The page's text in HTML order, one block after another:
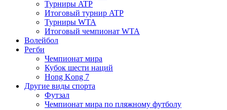
Турниры ATP
Итоговый турнир ATP
Турниры WTA
Итоговый чемпионат WTA
Волейбол
Регби
Чемпионат мира
Кубок шести наций
Hong Kong 7
Другие виды спорта
Футзал
Чемпионат мира по пляжному футболу